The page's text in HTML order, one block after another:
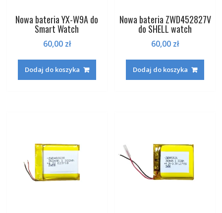
Nowa bateria YX-W9A do
Smart Watch
60,00 zł
Dodaj do koszyka
Nowa bateria ZWD452827V
do SHELL watch
60,00 zł
Dodaj do koszyka